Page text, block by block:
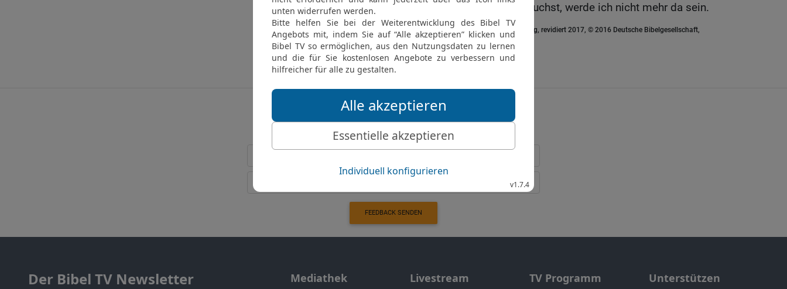
legen, und wenn du mich suchst, werde ich nicht mehr da sein.
Die Bibel nach Martin Luthers Übersetzung, revidiert 2017, © 2016 Deutsche Bibelgesellschaft,
Möchtest du uns Feedback geben?
Bewertung der Bibelthek
FEEDBACK SENDEN
Der Bibel TV Newsletter Mediathek Livestream TV Programm Unterstützen